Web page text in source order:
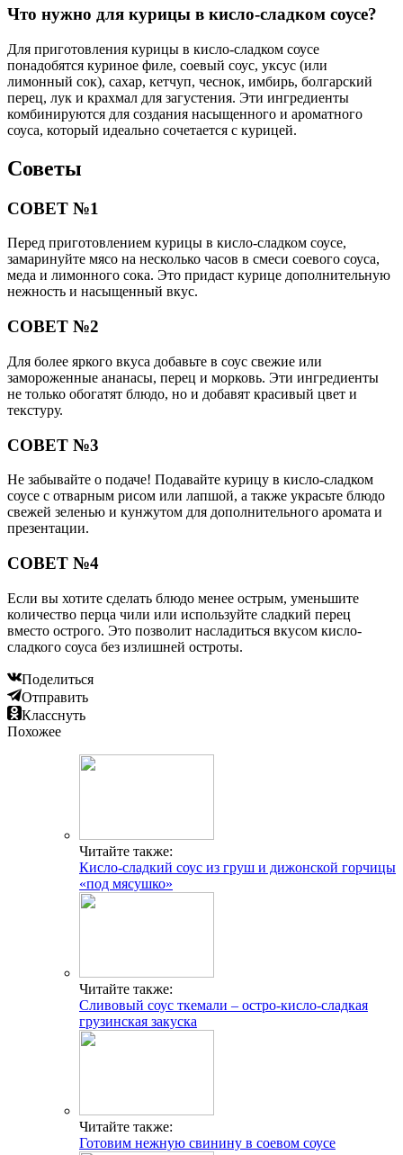
Что нужно для курицы в кисло-сладком соусе?
Для приготовления курицы в кисло-сладком соусе
понадобятся куриное филе, соевый соус, уксус (или
лимонный сок), сахар, кетчуп, чеснок, имбирь, болгарский
перец, лук и крахмал для загустения. Эти ингредиенты
комбинируются для создания насыщенного и ароматного
соуса, который идеально сочетается с курицей.
Советы
СОВЕТ №1
Перед приготовлением курицы в кисло-сладком соусе,
замаринуйте мясо на несколько часов в смеси соевого соуса,
меда и лимонного сока. Это придаст курице дополнительную
нежность и насыщенный вкус.
СОВЕТ №2
Для более яркого вкуса добавьте в соус свежие или
замороженные ананасы, перец и морковь. Эти ингредиенты
не только обогатят блюдо, но и добавят красивый цвет и
текстуру.
СОВЕТ №3
Не забывайте о подаче! Подавайте курицу в кисло-сладком
соусе с отварным рисом или лапшой, а также украсьте блюдо
свежей зеленью и кунжутом для дополнительного аромата и
презентации.
СОВЕТ №4
Если вы хотите сделать блюдо менее острым, уменьшите
количество перца чили или используйте сладкий перец
вместо острого. Это позволит насладиться вкусом кисло-
сладкого соуса без излишней остроты.
Поделиться
Отправить
Класснуть
Похожее
Читайте также:
Кисло-сладкий соус из груш и дижонской горчицы
«под мясушко»
Читайте также:
Сливовый соус ткемали – остро-кисло-сладкая
грузинская закуска
Читайте также:
Готовим нежную свинину в соевом соусе